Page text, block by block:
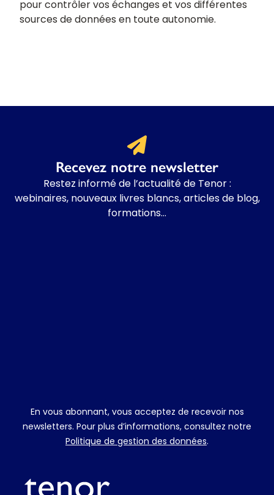
pour contrôler vos échanges et vos différentes
sources de données en toute autonomie.
Recevez notre newsletter
Restez informé de l’actualité de Tenor :
webinaires, nouveaux livres blancs, articles de blog,
formations…
En vous abonnant, vous acceptez de recevoir nos
newsletters. Pour plus d’informations, consultez notre
Politique de gestion des données.